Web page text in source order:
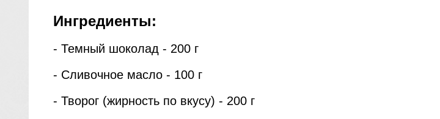
Ингредиенты:
- Темный шоколад - 200 г
- Сливочное масло - 100 г
- Творог (жирность по вкусу) - 200 г